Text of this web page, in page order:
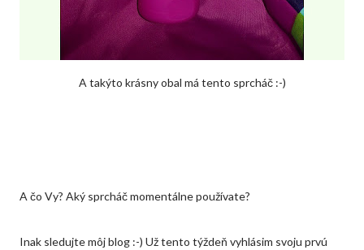
A takýto krásny obal má tento sprcháč :-)
A čo Vy? Aký sprcháč momentálne používate?
Inak sledujte môj blog :-) Už tento týždeň vyhlásim svoju prvú